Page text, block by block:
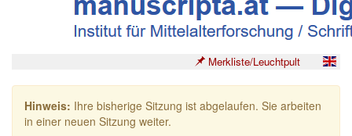
Merkliste/Leuchtpult
Hinweis: Ihre bisherige Sitzung ist abgelaufen. Sie arbeiten
in einer neuen Sitzung weiter.